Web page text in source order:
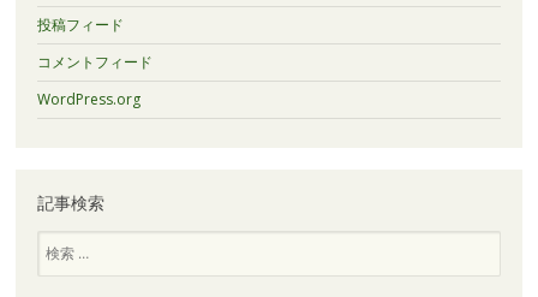
投稿フィード
コメントフィード
WordPress.org
記事検索
索